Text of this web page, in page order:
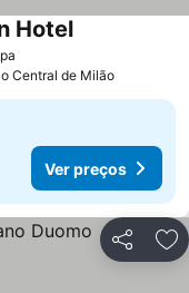
Hotel
Central de Milão
Ver preços
Partilhar